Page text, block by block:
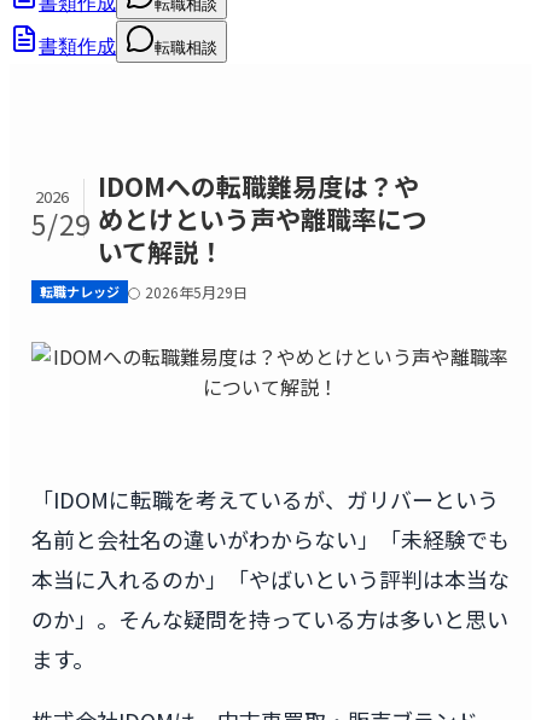
転職相談
書類作成 転職相談
2026
5/29
IDOMへの転職難易度は？や
めとけという声や離職率につ
いて解説！
転職ナレッジ 2026年5月29日
「IDOMに転職を考えているが、ガリバーという
名前と会社名の違いがわからない」「未経験でも
本当に入れるのか」「やばいという評判は本当な
のか」。そんな疑問を持っている方は多いと思い
ます。